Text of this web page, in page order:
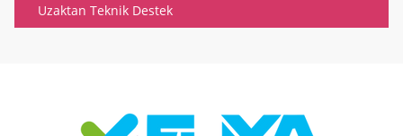
Uzaktan Teknik Destek